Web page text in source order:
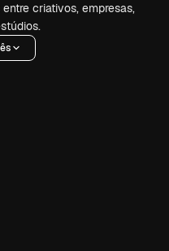
criativos, empresas,